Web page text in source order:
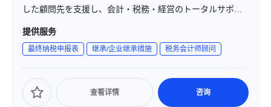
した顧問先を支援し、会計・税務・経営のトータルサポー
トを提供しています。
提供服务
最终纳税申报表 继承/企业继承措施 税务会计师顾问
查看详情 咨询